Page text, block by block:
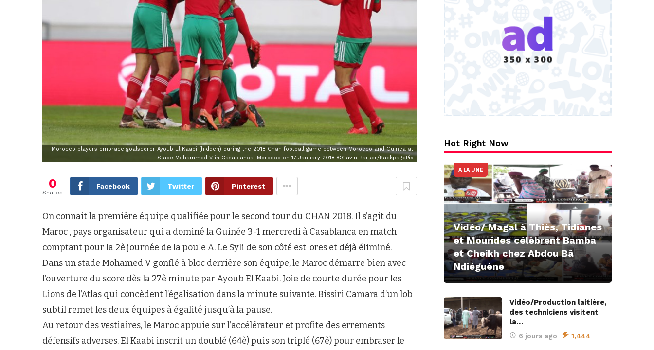
Morocco players embrace goalscorer Ayoub El Kaabi (hidden) during the 2018 Chan football game between Morocco and Guinea at
Stade Mohammed V in Casablanca, Morocco on 17 January 2018 ©Gavin Barker/BackpagePix
0
Shares
Facebook Twitter Pinterest
On connait la première équipe qualifiée pour le second tour du CHAN 2018. Il s’agit du
Maroc , pays organisateur qui a dominé la Guinée 3-1 mercredi à Casablanca en match
comptant pour la 2è journée de la poule A. Le Syli de son côté est ‘ores et déjà éliminé.
Dans un stade Mohamed V gonflé à bloc derrière son équipe, le Maroc démarre bien avec
l’ouverture du score dès la 27è minute par Ayoub El Kaabi. Joie de courte durée pour les
Lions de l’Atlas qui concèdent l’égalisation dans la minute suivante. Bissiri Camara d’un lob
subtil remet les deux équipes à égalité jusqu’à la pause.
Au retour des vestiaires, le Maroc appuie sur l’accélérateur et profite des errements
défensifs adverses. El Kaabi inscrit un doublé (64è) puis son triplé (67è) pour embraser le
Hot Right Now
A LA UNE
Vidéo/ Magal à Thiès, Tidianes
et Mourides célèbrent Bamba
et Cheikh chez Abdou Bâ
Ndiéguène
Vidéo/Production laitière,
des techniciens visitent
la…
6 jours ago 1,444